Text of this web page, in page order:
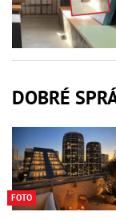
DOBRÉ
FOTO